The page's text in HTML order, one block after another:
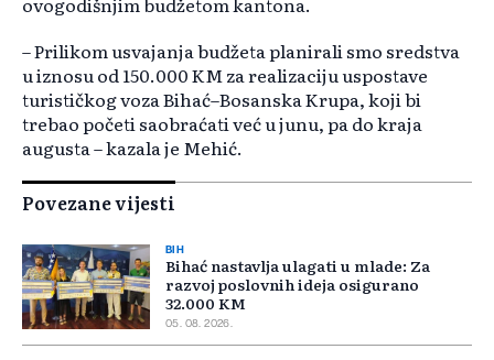
– Prilikom usvajanja budžeta planirali smo sredstva
u iznosu od 150.000 KM za realizaciju uspostave
turističkog voza Bihać–Bosanska Krupa, koji bi
trebao početi saobraćati već u junu, pa do kraja
augusta – kazala je Mehić.
Povezane vijesti
BIH
Bihać nastavlja ulagati u mlade: Za
razvoj poslovnih ideja osigurano
32.000 KM
05. 08. 2026.